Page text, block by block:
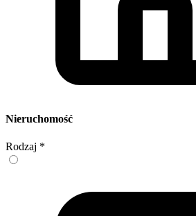
Nieruchomość
Rodzaj *